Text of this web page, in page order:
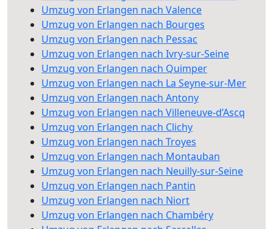
Umzug von Erlangen nach Valence
Umzug von Erlangen nach Bourges
Umzug von Erlangen nach Pessac
Umzug von Erlangen nach Ivry-sur-Seine
Umzug von Erlangen nach Quimper
Umzug von Erlangen nach La Seyne-sur-Mer
Umzug von Erlangen nach Antony
Umzug von Erlangen nach Villeneuve-d’Ascq
Umzug von Erlangen nach Clichy
Umzug von Erlangen nach Troyes
Umzug von Erlangen nach Montauban
Umzug von Erlangen nach Neuilly-sur-Seine
Umzug von Erlangen nach Pantin
Umzug von Erlangen nach Niort
Umzug von Erlangen nach Chambéry